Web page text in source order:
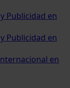
Publicidad en
Publicidad en
en